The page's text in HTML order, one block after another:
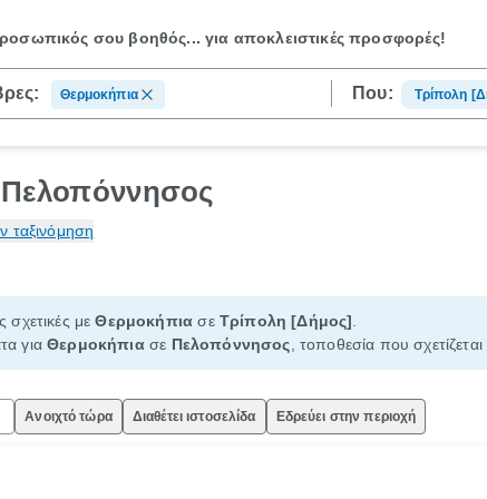
σου βοηθός...για αποκλειστικές προσφορές!
Θερμοκήπια Που: Τρίπολη
ταξινόμηση
σχετικές μεΘερμοκήπια σε Τρίπολη [Δήμος]
γιαΘερμοκήπιασε Πελοπόννησος , τοποθεσία που
Ανοιχτό τώρα Διαθέτει ιστοσελίδα Εδρεύει στην περιοχή